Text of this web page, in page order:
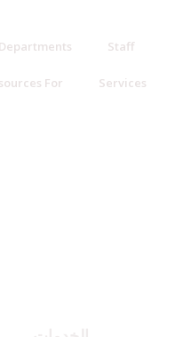
Departments Staff
For Services